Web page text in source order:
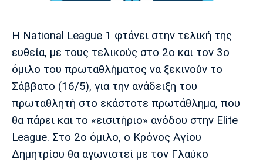
Πολιτισμός
Τραγούδια
Cine Spot
Running
Media
Παρασκήνιο
Πρόγραμμα TV
Κηφισιά Πανσερραϊκός
Μπαρτσελόνα
Μαδρίτης
Μαδρίτης
Η National League 1 φτάνει στην τελική της
ευθεία, με τους τελικούς στο 2ο και τον 3ο
όμιλο του πρωταθλήματος να ξεκινούν το
Σάββατο (16/5), για την ανάδειξη του
πρωταθλητή στο εκάστοτε πρωτάθλημα, που
θα πάρει και το «εισιτήριο» ανόδου στην Elite
League. Στο 2ο όμιλο, ο Κρόνος Αγίου
Δημητρίου θα αγωνιστεί με τον Γλαύκο